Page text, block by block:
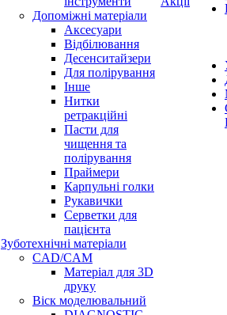
Допоміжні матеріали
Аксесуари
Відбілювання
Десенситайзери
Для полірування
Інше
Нитки
ретракційні
Пасти для
чищення та
полірування
Праймери
Карпульні голки
Рукавички
Серветки для
пацієнта
Зуботехнічні матеріали
CAD/CAM
Матеріал для 3D
друку
Віск моделювальний